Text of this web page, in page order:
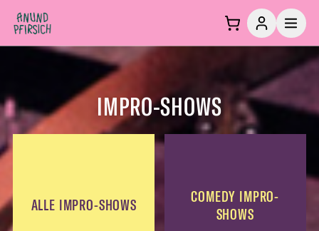
Zum Inhalt springen
IMPRO-SHOWS
ALLE IMPRO-SHOWS
COMEDY IMPRO-
SHOWS